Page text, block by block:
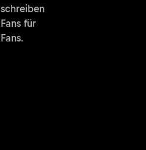
schreiben
Fans für
Fans.